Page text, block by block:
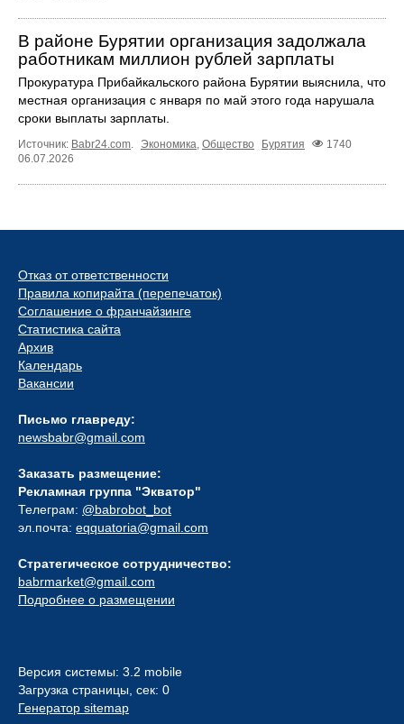
В районе Бурятии организация задолжала
работникам миллион рублей зарплаты
Прокуратура Прибайкальского района Бурятии выяснила, что
местная организация с января по май этого года нарушала
сроки выплаты зарплаты.
Источник: Babr24.com. Экономика, Общество Бурятия
1740
06.07.2026
Отказ от ответственности
Правила копирайта (перепечаток)
Соглашение о франчайзинге
Статистика сайта
Архив
Календарь
Вакансии
Письмо главреду:
newsbabr@gmail.com
Заказать размещение:
Рекламная группа "Экватор"
Телеграм: @babrobot_bot
эл.почта: eqquatoria@gmail.com
Стратегическое сотрудничество:
babrmarket@gmail.com
Подробнее о размещении
Версия системы: 3.2 mobile
Загрузка страницы, сек: 0
Генератор sitemap